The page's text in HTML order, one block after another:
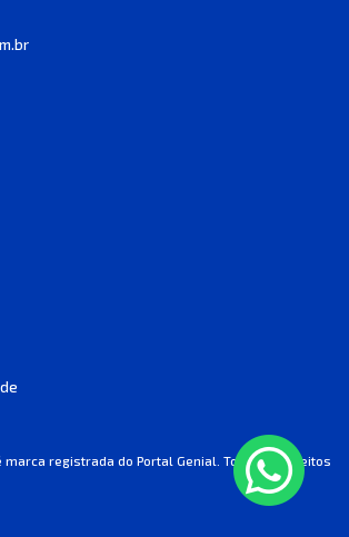
marca registrada do Portal Genial. Todos os direitos